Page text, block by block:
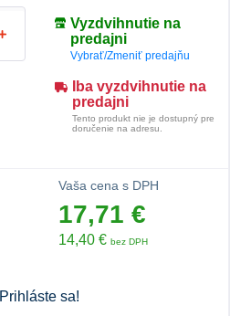
Vyzdvihnutie na
predajni
Vybrať/Zmeniť predajňu
Iba vyzdvihnutie na
predajni
Tento produkt nie je dostupný pre
doručenie na adresu.
Vaša cena s DPH
17,71 €
14,40 € bez DPH
Prihláste sa!